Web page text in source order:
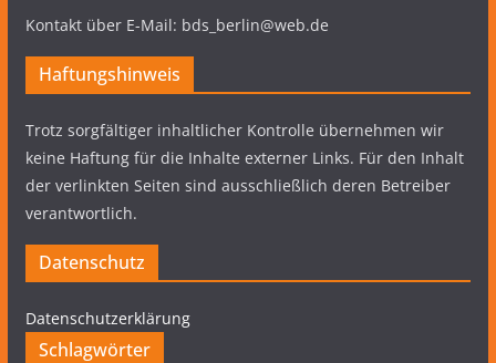
Kontakt über E-Mail: bds_berlin@web.de
Haftungshinweis
Trotz sorgfältiger inhaltlicher Kontrolle übernehmen wir
keine Haftung für die Inhalte externer Links. Für den Inhalt
der verlinkten Seiten sind ausschließlich deren Betreiber
verantwortlich.
Datenschutz
Datenschutzerklärung
Schlagwörter